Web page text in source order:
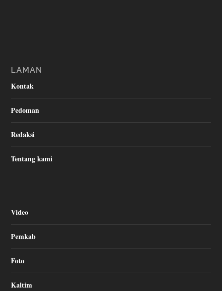
LAMAN
Kontak
Pedoman
Redaksi
Tentang kami
Video
Pemkab
Foto
Kaltim